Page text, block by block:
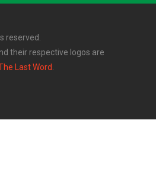
reserved.
their respective logos are
Last Word